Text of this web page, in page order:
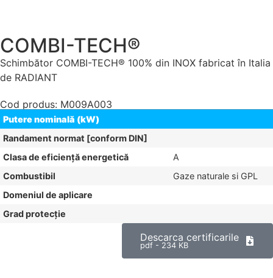
COMBI-TECH®
Schimbător COMBI-TECH® 100% din INOX fabricat în Italia
de RADIANT
Cod produs: M009A003
Putere nominală (kW)
Randament normat [conform DIN]
Clasa de eficiență energetică
A
Combustibil
Gaze naturale si GPL
Domeniul de aplicare
Grad protecție
Descarca certificarile
pdf - 234 KB